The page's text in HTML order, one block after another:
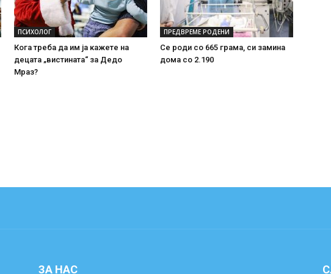
ПСИХОЛОГ
Кога треба да им ја кажете на
децата „вистината“ за Дедо
Мраз?
ПРЕДВРЕМЕ РОДЕНИ
Се роди со 665 грама, си замина
дома со 2.190
ЗА НАС